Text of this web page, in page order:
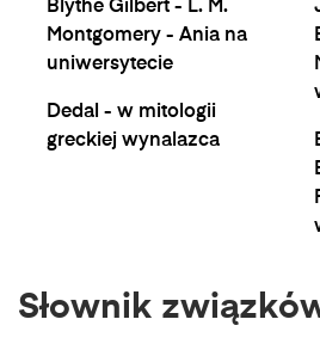
Blythe Gilbert - L. M.
Montgomery - Ania na
uniwersytecie
Dedal - w mitologii
greckiej wynalazca
Słownik